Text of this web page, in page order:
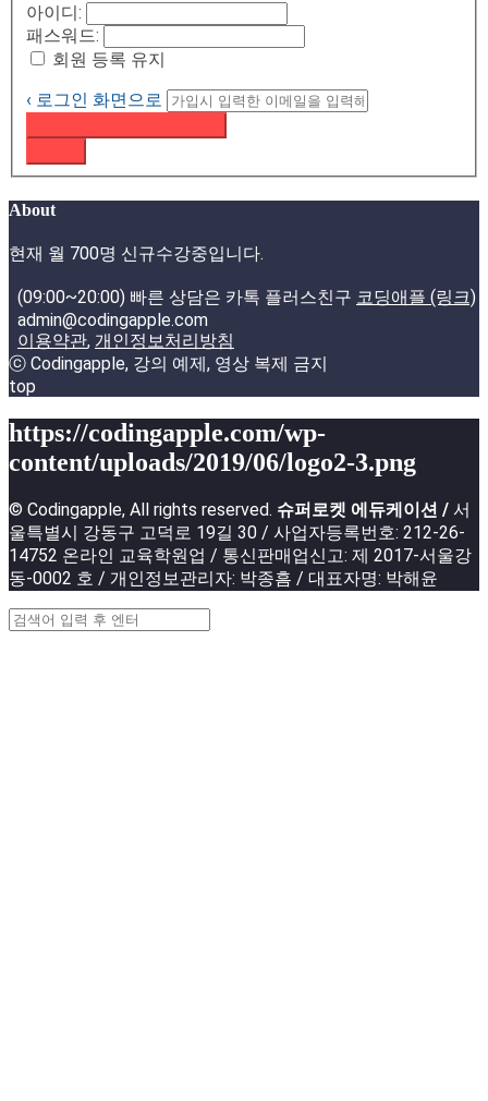
아이디:
패스워드:
회원 등록 유지
‹ 로그인 화면으로
About
현재 월 700명 신규수강중입니다.
(09:00~20:00) 빠른 상담은 카톡 플러스친구 코딩애플 (링크)
admin@codingapple.com
이용약관, 개인정보처리방침
ⓒ Codingapple, 강의 예제, 영상 복제 금지
top
https://codingapple.com/wp-
content/uploads/2019/06/logo2-3.png
© Codingapple, All rights reserved. 슈퍼로켓 에듀케이션 / 서
울특별시 강동구 고덕로 19길 30 / 사업자등록번호: 212-26-
14752 온라인 교육학원업 / 통신판매업신고: 제 2017-서울강
동-0002 호 / 개인정보관리자: 박종흠 / 대표자명: 박해윤